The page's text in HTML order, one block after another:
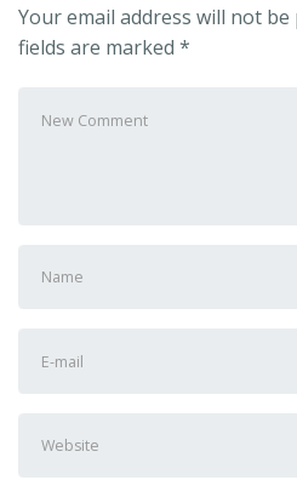
Your email address will not be
fields are marked *
comment*
and
mail